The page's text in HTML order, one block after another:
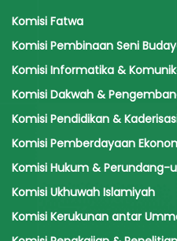
Komisi Fatwa
Komisi Pembinaan Seni
Komisi Informatika &
Komisi Dakwah &
Komisi Pendidikan &
Komisi Pemberdayaan
Komisi Hukum & Perundang-
Komisi Ukhuwah Islamiyah
Komisi Kerukunan antar